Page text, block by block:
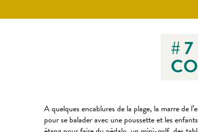
#
A quelques encablures de la plage, la marre de
pour se balader avec une poussette et les